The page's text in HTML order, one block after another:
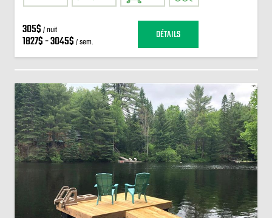
305$ / nuit
1827$ - 3045$ / sem. DÉTAILS